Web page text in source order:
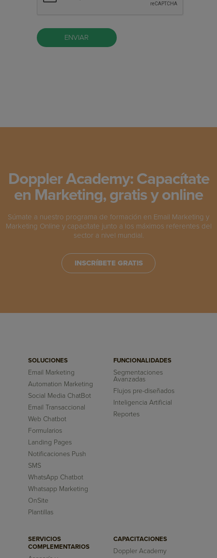
Doppler Academy: Capacítate
en Marketing, gratis y online
Súmate a nuestro programa de formación en Email Marketing y
Marketing Online y capacítate junto a los máximos referentes del
sector a nivel mundial.
INSCRÍBETE GRATIS
SOLUCIONES
Email Marketing
Automation Marketing
Social Media ChatBot
Email Transaccional
Web Chatbot
Formularios
Landing Pages
Notificaciones Push
SMS
WhatsApp Chatbot
Whatsapp Marketing
OnSite
Plantillas
FUNCIONALIDADES
Segmentaciones
Avanzadas
Flujos pre-diseñados
Inteligencia Artificial
Reportes
SERVICIOS
COMPLEMENTARIOS
CAPACITACIONES
Doppler Academy